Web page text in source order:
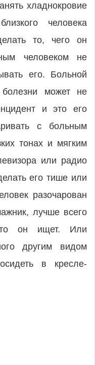
хладнокровие
человека
то, чего он
человеком не
его. Больной
болезни может не
и это его
с больным
тонах и мягким
или радио
его тише или
разочарован
лучше всего
он ищет. Или
другим видом
в кресле-